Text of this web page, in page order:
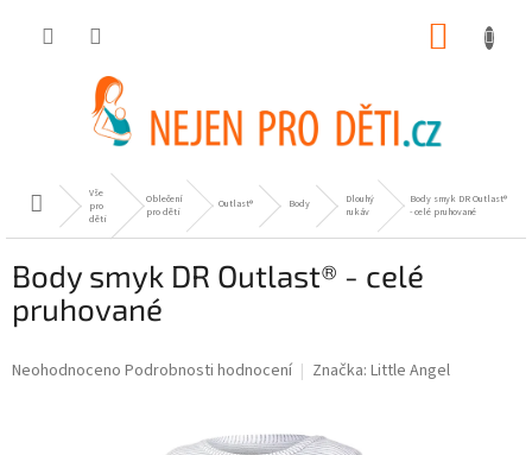
Domů
Vše
pro
děti
Oblečení
pro děti
Outlast® Body
Dlouhý
rukáv
Body smyk DR Outlast®
- celé pruhované
Body smyk DR Outlast® - celé
pruhované
Průměrné
Neohodnoceno Podrobnosti hodnocení Značka: Little Angel